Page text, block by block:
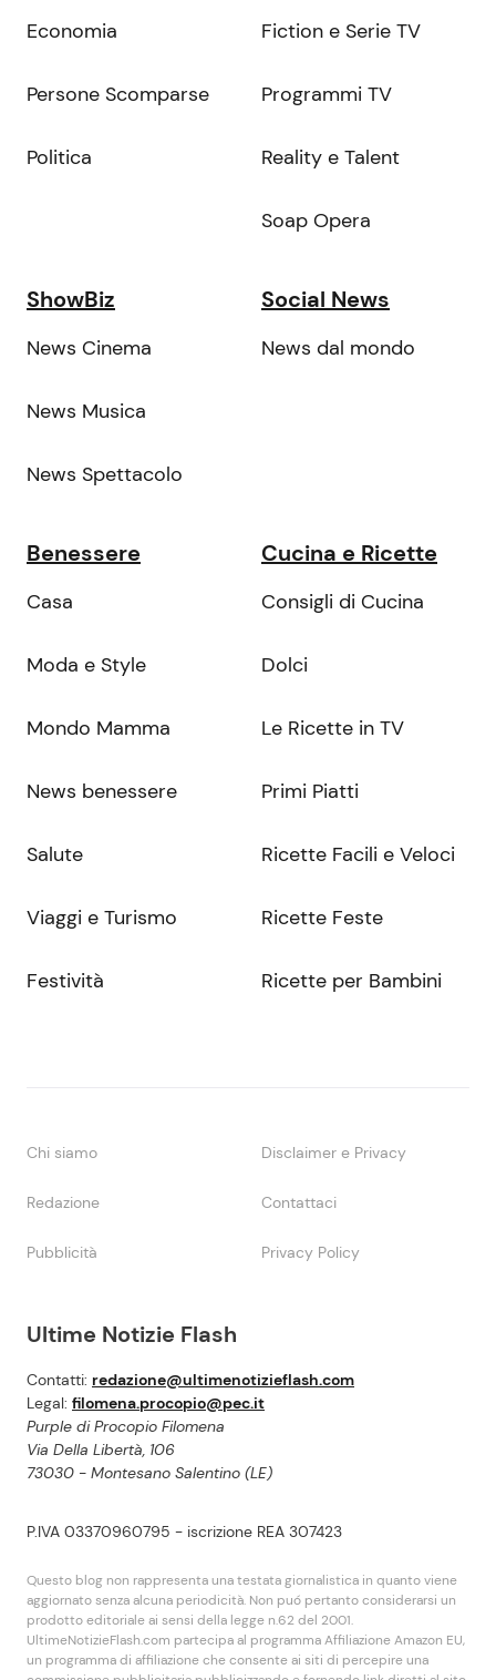
Ultime Notizie Flash
Contatti: redazione@ultimenotizieflash.com
Legal: filomena.procopio@pec.it
Purple di Procopio Filomena
Via Della Libertà, 106
73030 - Montesano Salentino (LE)
P.IVA 03370960795 - iscrizione REA 307423
Questo blog non rappresenta una testata giornalistica in quanto viene
aggiornato senza alcuna periodicità. Non puó pertanto considerarsi un
prodotto editoriale ai sensi della legge n.62 del 2001.
UltimeNotizieFlash.com partecipa al programma Affiliazione Amazon EU,
un programma di affiliazione che consente ai siti di percepire una
Economia
Persone Scomparse
Politica
Fiction e Serie TV
Programmi TV
Reality e Talent
Soap Opera
ShowBiz
News Cinema
News Musica
News Spettacolo
Social News
News dal mondo
Benessere
Casa
Moda e Style
Mondo Mamma
News benessere
Salute
Viaggi e Turismo
Festività
Cucina e Ricette
Consigli di Cucina
Dolci
Le Ricette in TV
Primi Piatti
Ricette Facili e Veloci
Ricette Feste
Ricette per Bambini
Chi siamo Disclaimer e Privacy
Redazione Contattaci
Pubblicità Privacy Policy